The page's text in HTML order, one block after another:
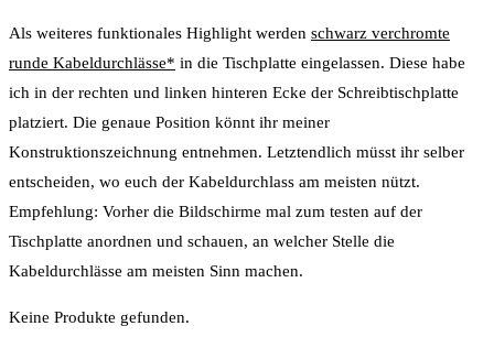
Als weiteres funktionales Highlight werden schwarz verchromte
runde Kabeldurchlässe* in die Tischplatte eingelassen. Diese habe
ich in der rechten und linken hinteren Ecke der Schreibtischplatte
platziert. Die genaue Position könnt ihr meiner
Konstruktionszeichnung entnehmen. Letztendlich müsst ihr selber
entscheiden, wo euch der Kabeldurchlass am meisten nützt.
Empfehlung: Vorher die Bildschirme mal zum testen auf der
Tischplatte anordnen und schauen, an welcher Stelle die
Kabeldurchlässe am meisten Sinn machen.
Keine Produkte gefunden.